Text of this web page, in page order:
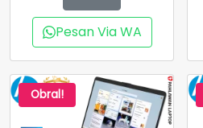
Rp7.150.000.
Pesan Via WA
Obral!